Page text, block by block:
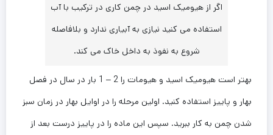
اگر از هیومیک اسید در چمن کاری در ترکیب با آب
استفاده می کنید نیازی به آبیاری ندارد و بلافاصله
شروع به نفوذ به داخل خاک می کند.
بهتر است هیومیک اسید و هیومات را 2 – 1 بار در سال در فصل
بهار و پاییز استفاده کنید. اولین مرحله را در اوایل بهار در زمان سبز
شدن چمن به کار ببرید. سپس این ماده را در پاییز درست بعد از